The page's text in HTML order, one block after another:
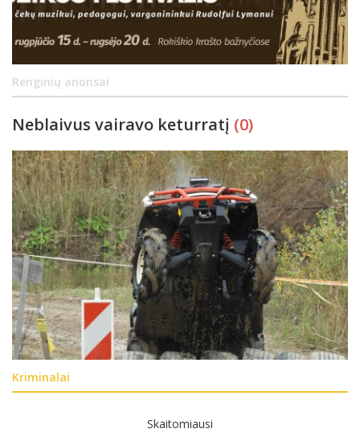
Renginių anonsai
Neblaivus vairavo keturratį (0)
Kriminalai
Skaitomiausi